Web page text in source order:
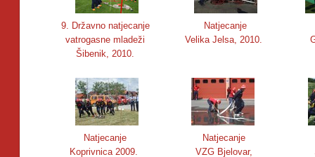
9. Državno natjecanje
vatrogasne mladeži
Šibenik, 2010.
Natjecanje
Velika Jelsa, 2010.
Natjecanje
Koprivnica 2009.
Natjecanje
VZG Bjelovar,